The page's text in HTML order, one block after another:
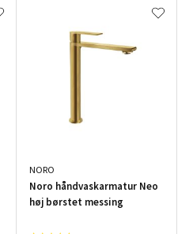
NORO
Noro håndvaskarmatur Neo
høj børstet messing